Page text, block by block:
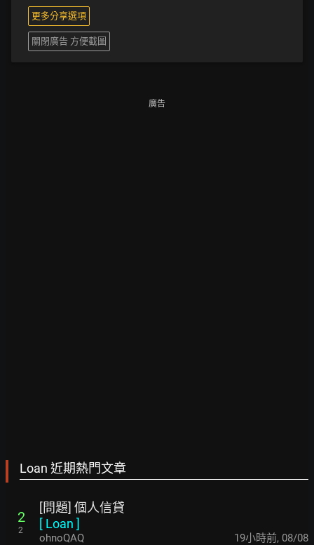
更多分享選項
關閉廣告 方便截圖
廣告
Loan 近期熱門文章
2
2
[問題] 個人信貸
[ Loan ]
ohnoQAQ 19小時前, 08/08